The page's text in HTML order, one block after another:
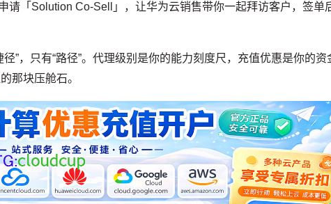
请「Solution Co-Sell」，让华为云销售带你一起拜访客户，签单
”，只有“路径”。代理级别是你的能力刻度尺，充值优惠是你的资
那块压舱石。